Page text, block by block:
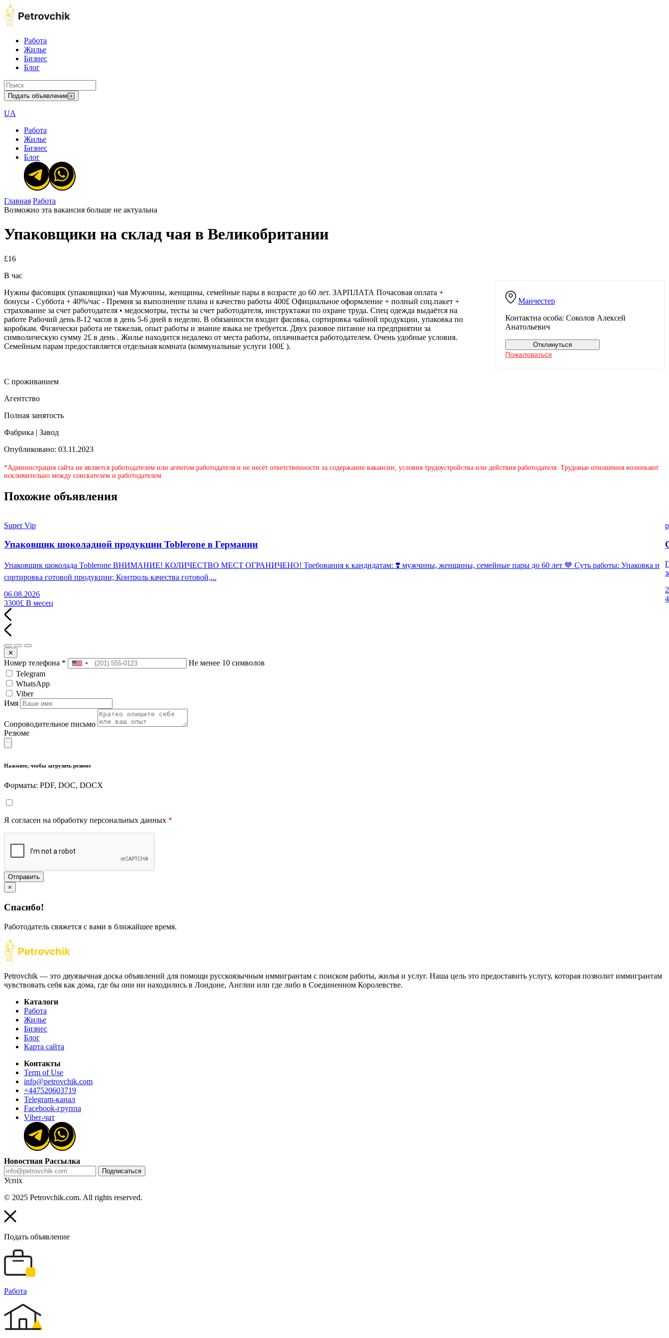
Работа
Жилье
Бизнес
Блог
Подать объявление
UA
Работа
Жилье
Бизнес
Блог
Главная Работа
Возможно эта вакансия больше не актуальна
Упаковщики на склад чая в Великобритании
£16
В час
Манчестер
Контактна особа: Соколов Алексей
Анатольевич
Отклинуться
Пожаловаться
Нужны фасовщик (упаковщики) чая Мужчины, женщины, семейные пары в возрасте до 60 лет. ЗАРПЛАТА Почасовая оплата +
бонусы - Суббота + 40%/час - Премия за выполнение плана и качество работы 400£ Официальное оформление + полный соц.пакет +
страхование за счет работодателя • медосмотры, тесты за счет работодателя, инструктажи по охране труда. Спец одежда выдаётся на
работе Рабочий день 8-12 часов в день 5-6 дней в неделю. В обязанности входит фасовка, сортировка чайной продукции, упаковка по
коробкам. Физически работа не тяжелая, опыт работы и знание языка не требуется. Двух разовое питание на предприятии за
символическую сумму 2£ в день . Жилье находится недалеко от места работы, оплачивается работодателем. Очень удобные условия.
Семейным парам предоставляется отдельная комната (коммунальные услуги 100£ ).
С проживанием
Агентство
Полная занятость
Фабрика | Завод
Опубликовано: 03.11.2023
*Администрация сайта не является работодателем или агентом работодателя и не несёт ответственности за содержание вакансии, условия трудоустройства или действия работодателя. Трудовые отношения возникают
исключительно между соискателем и работодателем.
Похожие объявления
Super Vip
Упаковщик шоколадной продукции Toblerone в Германии
Упаковщик шоколада Toblerone ВНИМАНИЕ! КОЛИЧЕСТВО МЕСТ ОГРАНИЧЕНО! Требования к кандидатам: ❣️ мужчины, женщины, семейные пары до 60 лет 💙 Суть работы: Упаковка и
сортировка готовой продукции; Контроль качества готовой,...
06.08.2026
3300£ В месец
✕
Номер телефона *
Не менее 10 символов
Telegram
WhatsApp
Viber
Имя
Сопроводительное письмо
Резюме
Нажмите, чтобы загрузить резюме
Форматы: PDF, DOC, DOCX
Я согласен на обработку персональных данных *
Отправить
×
Спасибо!
Работодатель свяжется с вами в ближайшее время.
Petrovchik — это двуязычная доска объявлений для помощи русскоязычным иммигрантам с поиском работы, жилья и услуг. Наша цель это предоставить услугу, которая позволит иммигрантам
чувствовать себя как дома, где бы они ни находились в Лондоне, Англии или где либо в Соединенном Королевстве.
Каталоги
Работа
Жилье
Бизнес
Блог
Карта сайта
Контакты
Term of Use
info@petrovchik.com
+447520603719
Telegram-канал
Facebook-группа
Viber-чат
Новостная Рассылка
Подписаться
Успіх
© 2025 Petrovchik.com. All rights reserved.
Подать объявление
Работа